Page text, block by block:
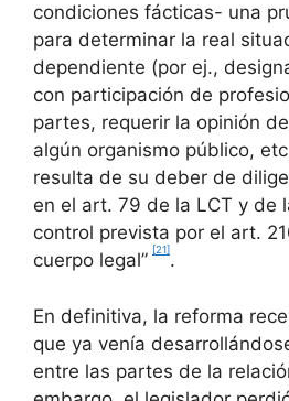
condiciones fácticas- una
para determinar la real
dependiente (por ej.,
con participación de
partes, requerir la opinión
algún organismo público,
resulta de su deber de
en el art. 79 de la LCT y de
control prevista por el art.
cuerpo legal” [21].
En definitiva, la reforma
que ya venía
entre las partes de la